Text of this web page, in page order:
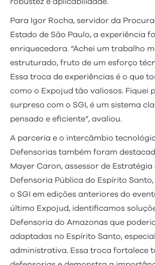
Para Igor Rocha, servidor da
Estado de São Paulo, a experiência
enriquecedora. “Achei um trabalho
estruturado, fruto de um esforço
Essa troca de experiências é o que
como o Expojud tão valiosos. Fiquei
surpreso com o SGI, é um sistema
pensado e eficiente”, avaliou.
A parceria e o intercâmbio
Defensorias também foram
Mayer Caron, assessor de Estratégia
Defensoria Pública do Espírito
o SGI em edições anteriores do
último Expojud, identificamos
Defensoria do Amazonas que
adaptadas no Espírito Santo,
administrativa. Essa troca fortalece